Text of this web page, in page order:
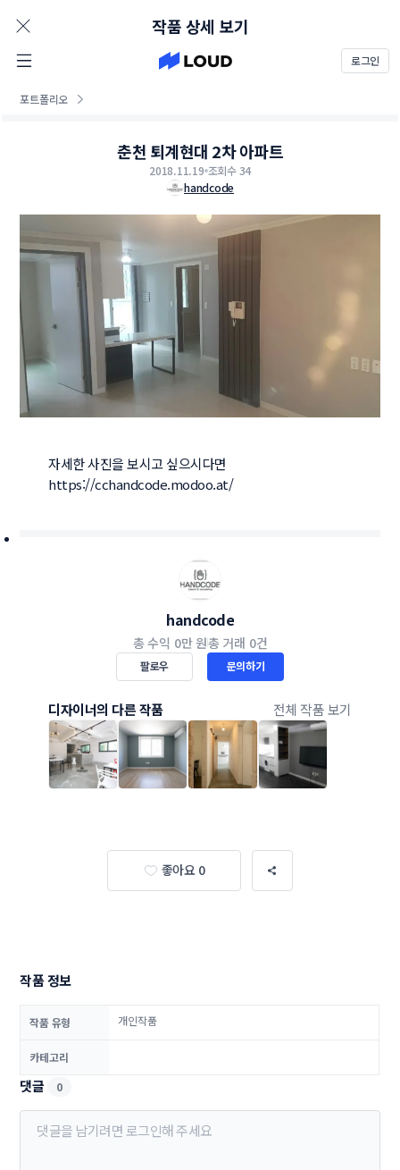
로그인
포트폴리오
작품 상세 보기
춘천 퇴계현대 2차 아파트
2018.11.19 조회수 34
handcode
자세한 사진을 보시고 싶으시다면
https://cchandcode.modoo.at/
handcode
총 수익 0만 원총 거래 0건
팔로우 문의하기
디자이너의 다른 작품 전체 작품 보기
좋아요 0
작품 정보
작품 유형 개인작품
카테고리
댓글 0